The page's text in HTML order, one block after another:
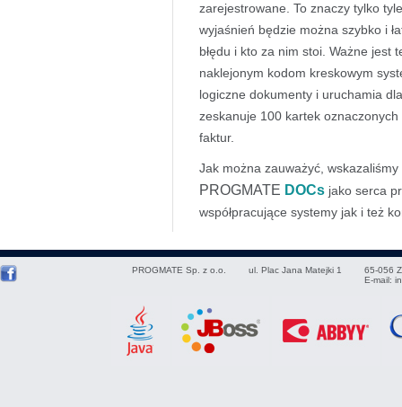
zarejestrowane. To znaczy tylko
wyjaśnień będzie można szybko i
błędu i kto za nim stoi. Ważne jest
naklejonym kodom kreskowym
logiczne dokumenty i uruchamia
zeskanuje 100 kartek
faktur.
Jak można zauważyć,
PROGMATE DOCs jako serca
współpracujące systemy jak i też
PROGMATE Sp. z o.o. ul. Plac Jana Matejki 1 65-056
E-mail: